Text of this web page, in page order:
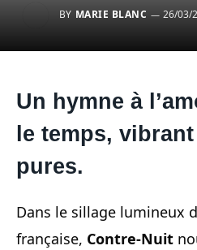
BY MARIE BLANC 26/03/
Un hymne à
le temps,
pures.
Dans le sillage lumineux
française, Contre-Nuit